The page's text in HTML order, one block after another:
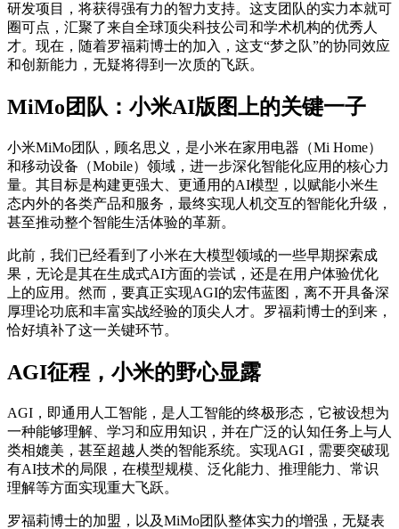
研发项目，将获得强有力的智力支持。这支团队的实力本就可
圈可点，汇聚了来自全球顶尖科技公司和学术机构的优秀人
才。现在，随着罗福莉博士的加入，这支“梦之队”的协同效应
和创新能力，无疑将得到一次质的飞跃。
MiMo团队：小米AI版图上的关键一子
小米MiMo团队，顾名思义，是小米在家用电器（Mi Home）
和移动设备（Mobile）领域，进一步深化智能化应用的核心力
量。其目标是构建更强大、更通用的AI模型，以赋能小米生
态内外的各类产品和服务，最终实现人机交互的智能化升级，
甚至推动整个智能生活体验的革新。
此前，我们已经看到了小米在大模型领域的一些早期探索成
果，无论是其在生成式AI方面的尝试，还是在用户体验优化
上的应用。然而，要真正实现AGI的宏伟蓝图，离不开具备深
厚理论功底和丰富实战经验的顶尖人才。罗福莉博士的到来，
恰好填补了这一关键环节。
AGI征程，小米的野心显露
AGI，即通用人工智能，是人工智能的终极形态，它被设想为
一种能够理解、学习和应用知识，并在广泛的认知任务上与人
类相媲美，甚至超越人类的智能系统。实现AGI，需要突破现
有AI技术的局限，在模型规模、泛化能力、推理能力、常识
理解等方面实现重大飞跃。
罗福莉博士的加盟，以及MiMo团队整体实力的增强，无疑表